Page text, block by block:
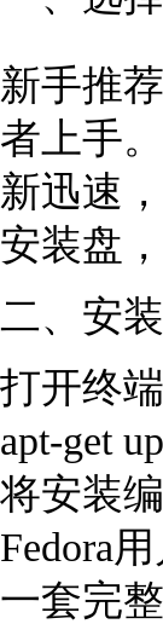
新手推
者上手
新迅速
安装盘
二、安
打开终
apt-get
将安装
Fedora
一套完